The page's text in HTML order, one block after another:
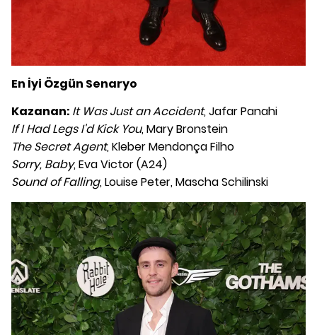
En İyi Özgün Senaryo
Kazanan: It Was Just an Accident, Jafar Panahi
If I Had Legs I'd Kick You, Mary Bronstein
The Secret Agent, Kleber Mendonça Filho
Sorry, Baby, Eva Victor (A24)
Sound of Falling, Louise Peter, Mascha Schilinski